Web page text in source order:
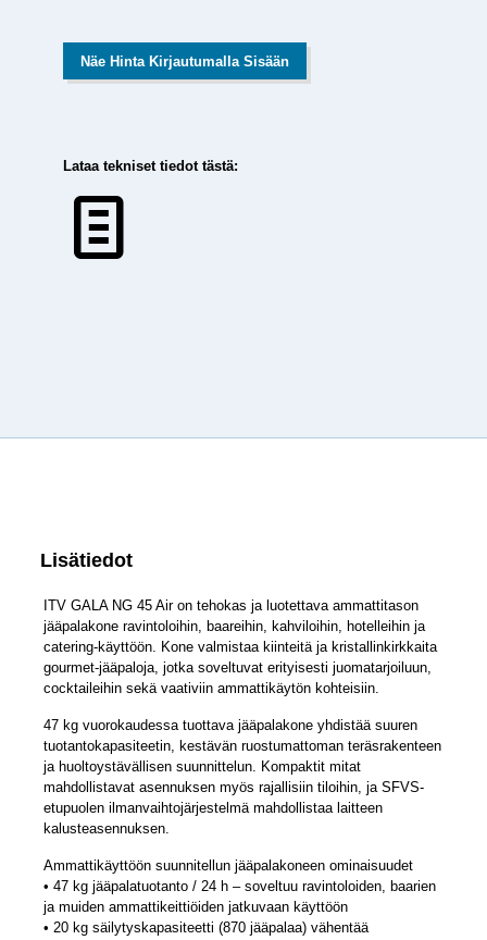
Näe Hinta Kirjautumalla Sisään
Lataa tekniset tiedot tästä:
Lisätiedot
ITV GALA NG 45 Air on tehokas ja luotettava ammattitason
jääpalakone ravintoloihin, baareihin, kahviloihin, hotelleihin ja
catering-käyttöön. Kone valmistaa kiinteitä ja kristallinkirkkaita
gourmet-jääpaloja, jotka soveltuvat erityisesti juomatarjoiluun,
cocktaileihin sekä vaativiin ammattikäytön kohteisiin.
47 kg vuorokaudessa tuottava jääpalakone yhdistää suuren
tuotantokapasiteetin, kestävän ruostumattoman teräsrakenteen
ja huoltoystävällisen suunnittelun. Kompaktit mitat
mahdollistavat asennuksen myös rajallisiin tiloihin, ja SFVS-
etupuolen ilmanvaihtojärjestelmä mahdollistaa laitteen
kalusteasennuksen.
Ammattikäyttöön suunnitellun jääpalakoneen ominaisuudet
• 47 kg jääpalatuotanto / 24 h – soveltuu ravintoloiden, baarien
ja muiden ammattikeittiöiden jatkuvaan käyttöön
• 20 kg säilytyskapasiteetti (870 jääpalaa) vähentää